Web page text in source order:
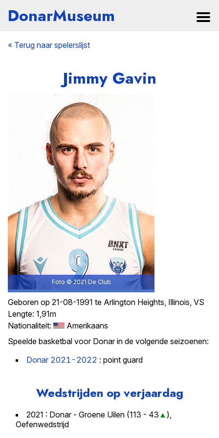
DonarMuseum
« Terug naar spelerslijst
Jimmy Gavin
Geboren op 21-08-1991 te Arlington Heights, Illinois, VS
Lengte: 1,91m
Nationaliteit:
Amerikaans
Speelde basketbal voor Donar in de volgende seizoenen:
Donar 2021-2022 : point guard
Foto © 2021 De Club
Wedstrijden op verjaardag
2021 : Donar - Groene Uilen (113 - 43
),
Oefenwedstrijd